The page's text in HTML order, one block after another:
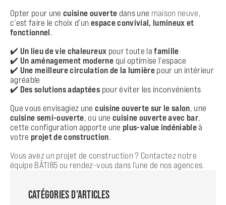
Opter pour unecuisine ouverte dans une maison neuve,
c’est faire le choix d’un espace convivial, lumineux et
fonctionnel.
✔️ Un lieu de vie chaleureux pour toute lafamille
✔️ Un aménagement moderne qui optimise l’espace
✔️ Une meilleure circulation de la lumièrepour un intérieur
agréable
✔️ Des solutions adaptées pour éviter les inconvénients
Que vous envisagiez unecuisine ouverte sur le salon, une
cuisine semi-ouverte, ou une cuisine ouverte avec bar,
cette configuration apporte une plus-value indéniableà
votre projet de construction.
Vous avez un projet de construction ? Contactez notre
équipe BÂTI85 ou rendez-vous dans l’une de nos agences.
CATÉGORIES D’ARTICLES